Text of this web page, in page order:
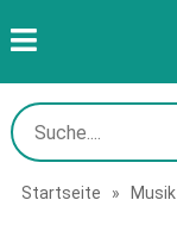
Startseite » Musik